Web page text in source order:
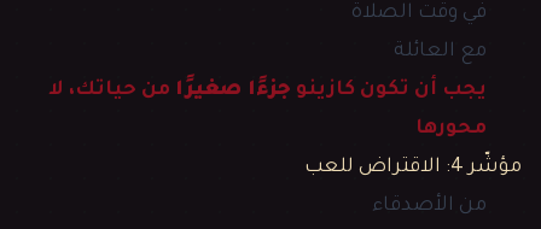
في وقت الصلاة
مع العائلة
يجب أن تكون كازينو جزءًا صغيرًا من حياتك، لا
محورها
مؤشّر 4: الاقتراض للعب
من الأصدقاء